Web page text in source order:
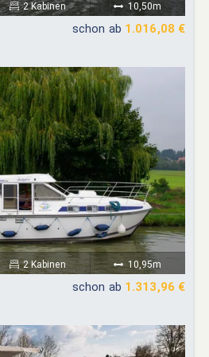
2 Kabinen 10,50m
schon ab 1.016,08 €
2 Kabinen 10,95m
schon ab 1.313,96 €